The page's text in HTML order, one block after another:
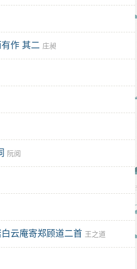
作 其二 庄昶
阮阅
云庵寄郑顾道二首 王之道